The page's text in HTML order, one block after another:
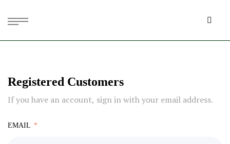
Registered Customers
If you have an account, sign in with your email address.
EMAIL